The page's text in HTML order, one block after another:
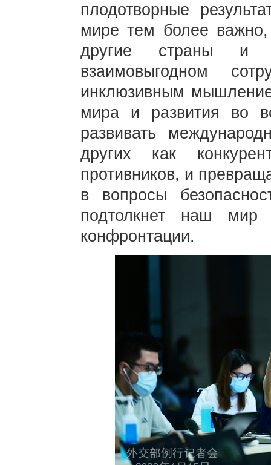
плодотворные
мире тем более
другие страны и
взаимовыгодном
инклюзивным
мира и развития во
развивать
других как
противников, и
в вопросы
подтолкнет наш мир
конфронтации.